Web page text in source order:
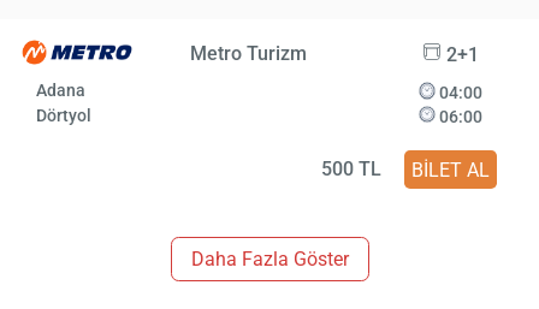
Metro Turizm 2+1
Adana
Dörtyol
04:00
06:00
500 TL BİLET AL
Daha Fazla Göster